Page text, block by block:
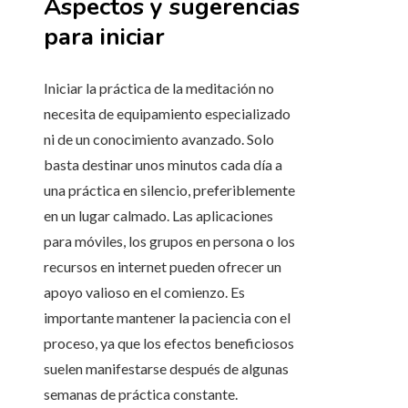
Aspectos y sugerencias
para iniciar
Iniciar la práctica de la meditación no
necesita de equipamiento especializado
ni de un conocimiento avanzado. Solo
basta destinar unos minutos cada día a
una práctica en silencio, preferiblemente
en un lugar calmado. Las aplicaciones
para móviles, los grupos en persona o los
recursos en internet pueden ofrecer un
apoyo valioso en el comienzo. Es
importante mantener la paciencia con el
proceso, ya que los efectos beneficiosos
suelen manifestarse después de algunas
semanas de práctica constante.